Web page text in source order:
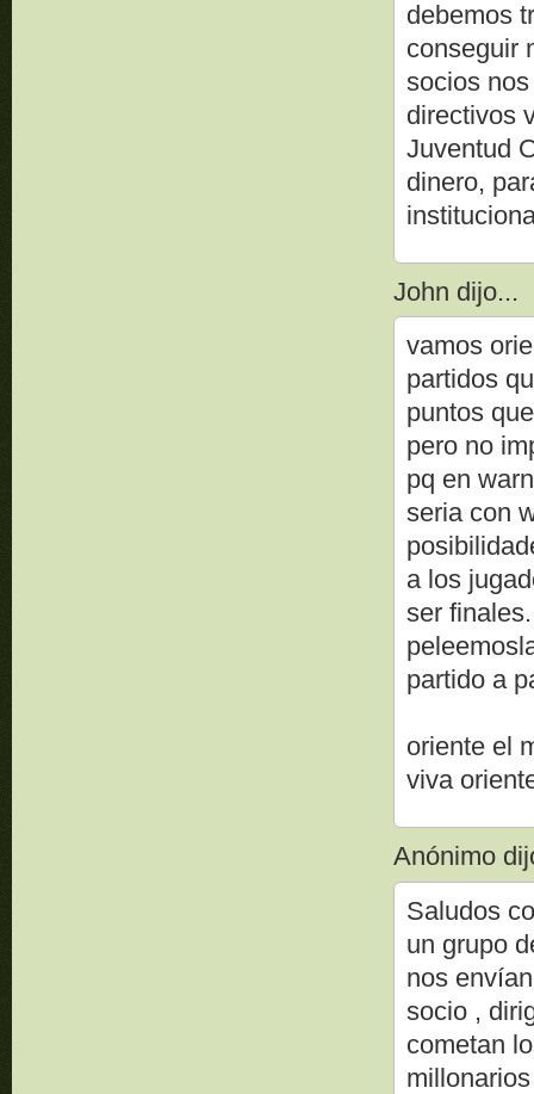
debemos
conseguir
socios
directivos
Juventud
dinero,
John dijo...
vamos
partidos
puntos
pero no
pq en
seria con
a los
ser
partido a
oriente el
viva
Anónimo
Saludos
un grupo
nos
socio ,
cometan